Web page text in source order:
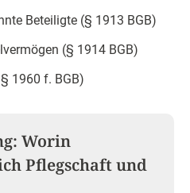
Beteiligte (§ 1913 BGB)
(§ 1914 BGB)
1960 f. BGB)
Worin
Pflegschaft und